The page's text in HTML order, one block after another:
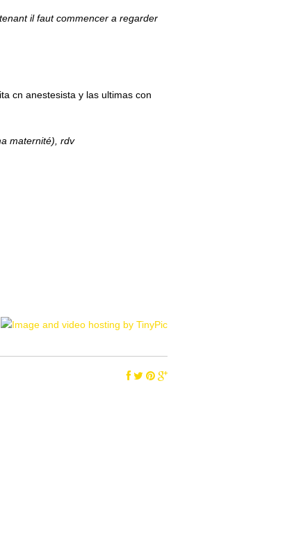
il faut commencer a regarder
cn anestesista y las ultimas con
maternité), rdv